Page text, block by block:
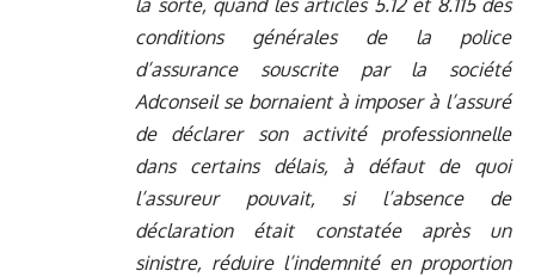
la sorte, quand les articles 5.12 et 8.115 des
conditions générales de la police
d’assurance souscrite par la société
Adconseil se bornaient à imposer à l’assuré
de déclarer son activité professionnelle
dans certains délais, à défaut de quoi
l’assureur pouvait, si l’absence de
déclaration était constatée après un
sinistre, réduire l’indemnité en proportion